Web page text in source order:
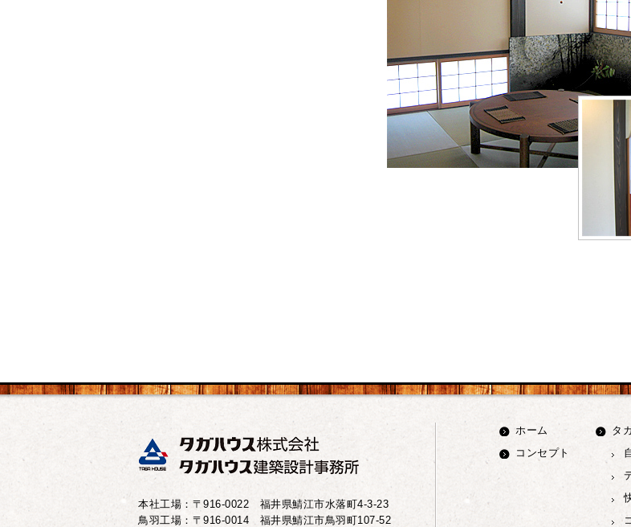
本社工場：〒916-0022 福井県鯖江市水落町4-3-23
鳥羽工場：〒916-0014 福井県鯖江市鳥羽町107-52
ホーム
コンセプト
タ